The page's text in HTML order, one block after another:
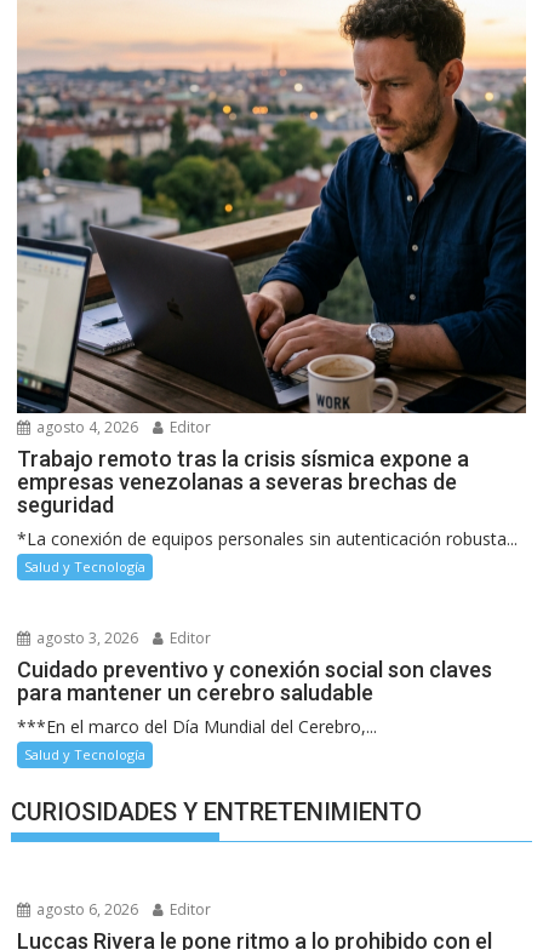
agosto 4, 2026 Editor
Trabajo remoto tras la crisis sísmica expone a
empresas venezolanas a severas brechas de
seguridad
*La conexión de equipos personales sin autenticación robusta...
Salud y Tecnología
agosto 3, 2026 Editor
Cuidado preventivo y conexión social son claves
para mantener un cerebro saludable
***En el marco del Día Mundial del Cerebro,...
Salud y Tecnología
CURIOSIDADES Y ENTRETENIMIENTO
agosto 6, 2026 Editor
Luccas Rivera le pone ritmo a lo prohibido con el